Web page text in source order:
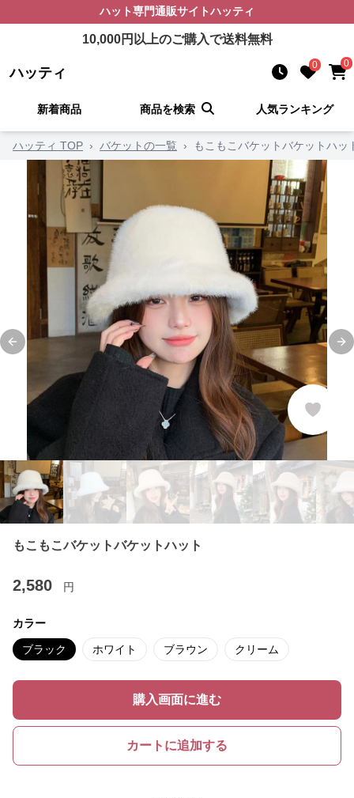
ハット専門通販サイトハッティ
10,000円以上のご購入で送料無料
ハッティ 0 0
新着商品 商品を検索 人気ランキング
ハッティ TOP › バケットの一覧 › もこもこバケットバケットハッ
Previous slide
もこもこバケットバケットハット
2,580 円
カラー
ブラック ホワイト ブラウン クリーム
購入画面に進む
カートに追加する